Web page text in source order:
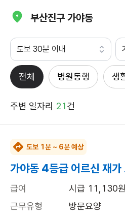
부산진구 가야동
도보 30분 이내
전체 병원동행 생
주변 일자리 21건
도보 1분 ~ 6분 예상
가야동 4등급 어르신 재가
급여
시급 11,130원
근무유형
방문요양